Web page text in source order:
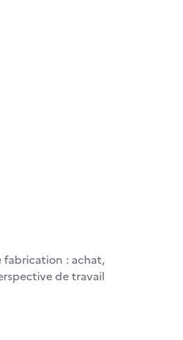
fabrication : achat,
de travail